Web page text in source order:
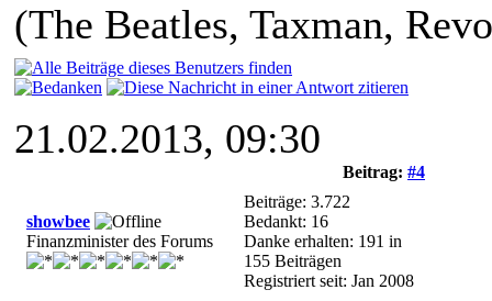
(The Beatles, Taxman,
21.02.2013, 09:30
Beitrag: #4
showbee
Finanzminister des Forums
Beiträge: 3.722
Bedankt: 16
Danke erhalten: 191 in
155 Beiträgen
Registriert seit: Jan 2008